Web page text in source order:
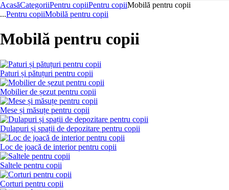
AcasăCategoriiPentru copiiPentru copiiMobilă pentru copii
...Pentru copiiMobilă pentru copii
Mobilă pentru copii
Paturi și pătuțuri pentru copii
Mobilier de șezut pentru copii
Mese și măsuțe pentru copii
Dulapuri și spații de depozitare pentru copii
Loc de joacă de interior pentru copii
Saltele pentru copii
Corturi pentru copii